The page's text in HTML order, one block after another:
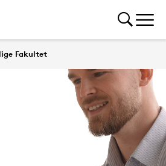
Fakultet